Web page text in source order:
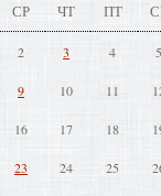
СР ЧТ ПТ
2 3 4 5
9 10 11
16 17 18
23 24 25